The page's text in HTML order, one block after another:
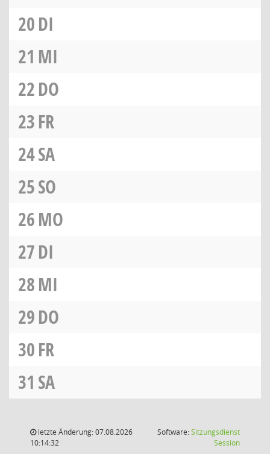
20DI
21 MI
22DO
23FR
24SA
25SO
26MO
27DI
28MI
29DO
30FR
31 SA
letzte Änderung: 07.08.2026
10:14:32
Software:Sitzungsdienst
Session(Wird in